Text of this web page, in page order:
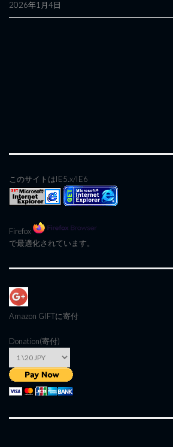
2026年1月4日
このサイトはIE5.x/IE6
Firefox
で最適化されています。
Amazon GIFTに寄付
Donation(寄付)